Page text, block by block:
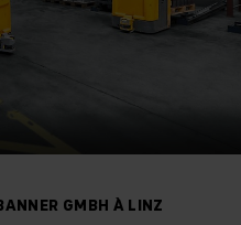
GMBH À LINZ